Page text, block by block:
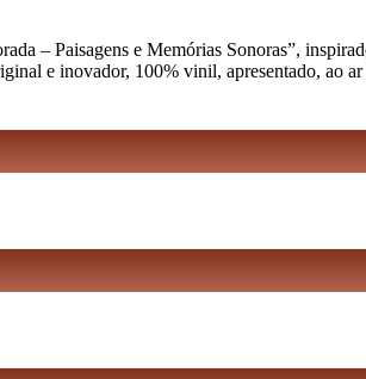
– Paisagens e Memórias Sonoras”,
e inovador, 100% vinil, apresentado, ao